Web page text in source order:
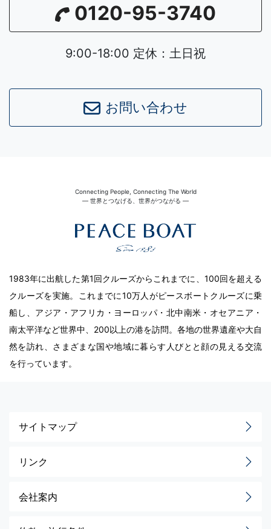
0120-95-3740
9:00-18:00 定休：土日祝
お問い合わせ
Connecting People, Connecting The World
― 世界とつなげる、世界がつながる ―
1983年に出航した第1回クルーズからこれまでに、100回を超える
クルーズを実施。これまでに10万人がピースボートクルーズに乗
船し、アジア・アフリカ・ヨーロッパ・北中南米・オセアニア・
南太平洋など世界中、200以上の港を訪問。各地の世界遺産や大自
然を訪れ、さまざまな国や地域に暮らす人びとと顔の見える交流
を行っています。
サイトマップ
リンク
会社案内